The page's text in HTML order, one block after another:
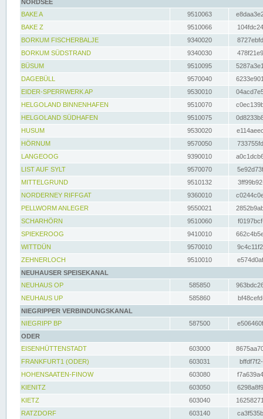
NORDSEE
BAKE A
9510063
BAKE Z
9510066
BORKUM FISCHERBALJE
9340020
BORKUM SÜDSTRAND
9340030
BÜSUM
9510095
DAGEBÜLL
9570040
EIDER-SPERRWERK AP
9530010
HELGOLAND BINNENHAFEN
9510070
HELGOLAND SÜDHAFEN
9510075
HUSUM
9530020
HÖRNUM
9570050
LANGEOOG
9390010
LIST AUF SYLT
9570070
MITTELGRUND
9510132
NORDERNEY RIFFGAT
9360010
PELLWORM ANLEGER
9550021
SCHARHÖRN
9510060
SPIEKEROOG
9410010
WITTDÜN
9570010
ZEHNERLOCH
9510010
NEUHAUSER SPEISEKANAL
NEUHAUS OP
585850
NEUHAUS UP
585860
NIEGRIPPER VERBINDUNGSKANAL
NIEGRIPP BP
587500
ODER
EISENHÜTTENSTADT
603000
FRANKFURT1 (ODER)
603031
HOHENSAATEN-FINOW
603080
KIENITZ
603050
KIETZ
603040
RATZDORF
603140